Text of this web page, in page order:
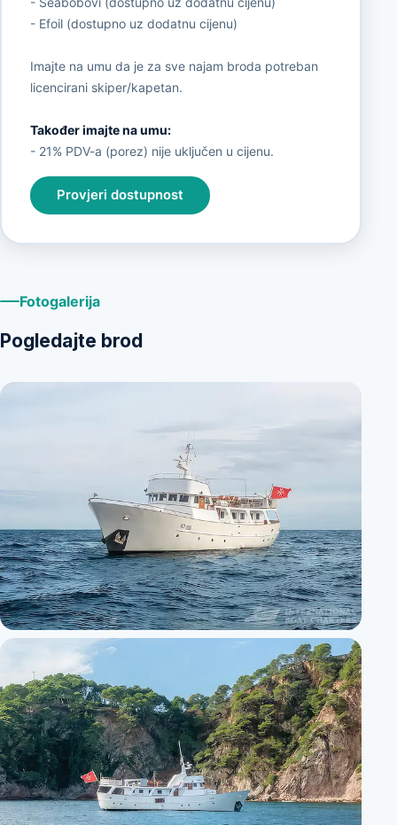
- Efoil (dostupno uz dodatnu cijenu)
Imajte na umu da je za sve najam broda potreban
licencirani skiper/kapetan.
Također imajte na umu:
- 21% PDV-a (porez) nije uključen u cijenu.
Provjeri dostupnost
Fotogalerija
Pogledajte brod